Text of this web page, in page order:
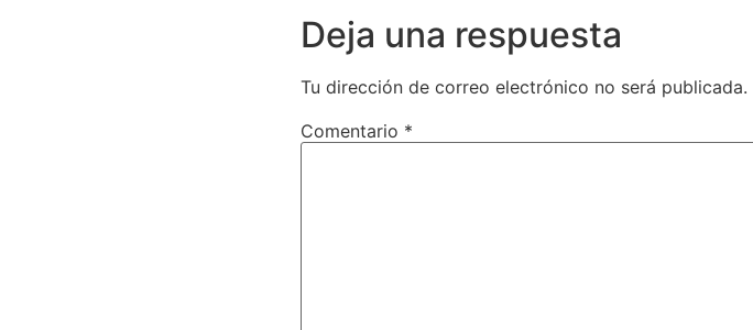
Deja una respuesta
Tu dirección de correo electrónico no será publicada.
Comentario *